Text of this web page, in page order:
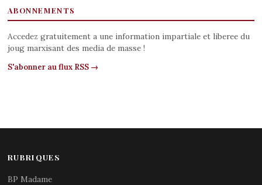
ABONNEMENTS
Accedez gratuitement a une information impartiale et liberee du
joug marxisant des media de masse !
S'abonner au flux RSS →
RUBRIQUES
BP Madame